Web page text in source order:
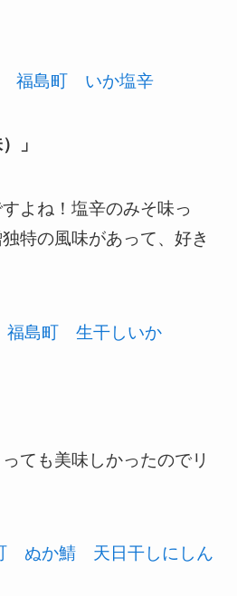
」
よね！塩辛のみそ味っ
特の風味があって、好き
っても美味しかったのでリ